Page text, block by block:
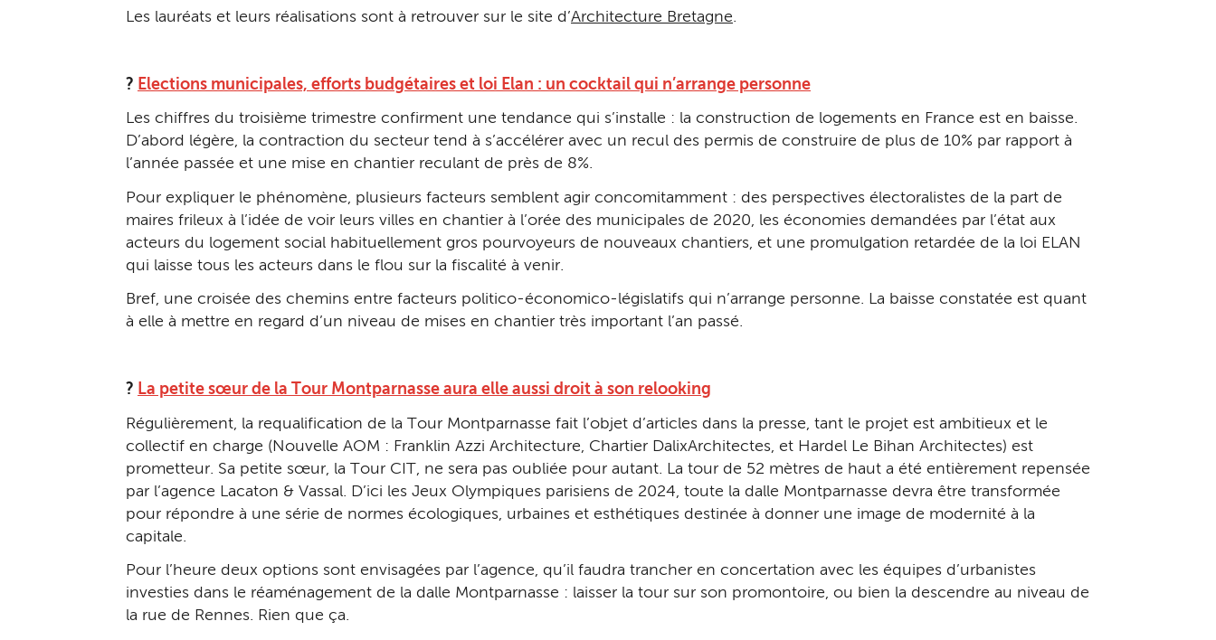
Les lauréats et leurs réalisations sont à retrouver sur le site d’Architecture Bretagne
? Elections municipales, efforts budgétaires et loi Elan : un cocktail qui n’arrange personne
Les chiffres du troisième trimestre confirment une tendance qui s’installe : la construction de logements en France est en baisse.
D’abord légère, la contraction du secteur tend à s’accélérer avec un recul des permis de construire de plus de 10% par rapport à
l’année passée et une mise en chantier reculant de près de 8%.
Pour expliquer le phénomène, plusieurs facteurs semblent agir concomitamment : des perspectives électoralistes de la part de
maires frileux à l’idée de voir leurs villes en chantier à l’orée des municipales de 2020, les économies demandées par l’état aux
acteurs du logement social habituellement gros pourvoyeurs de nouveaux chantiers, et une promulgation retardée de la loi ELAN
qui laisse tous les acteurs dans le flou sur la fiscalité à venir.
Bref, une croisée des chemins entre facteurs politico-économico-législatifs qui n’arrange personne. La baisse constatée est quant
à elle à mettre en regard d’un niveau de mises en chantier très important l’an passé.
? La petite sœur de la Tour Montparnasse aura elle aussi droit à son relooking
Régulièrement, la requalification de la Tour Montparnasse fait l’objet d’articles dans la presse, tant le projet est ambitieux et le
collectif en charge (Nouvelle AOM : Franklin Azzi Architecture, Chartier DalixArchitectes, et Hardel Le Bihan Architectes) est
prometteur. Sa petite sœur, la Tour CIT, ne sera pas oubliée pour autant. La tour de 52 mètres de haut a été entièrement repensée
par l’agence Lacaton & Vassal. D’ici les Jeux Olympiques parisiens de 2024, toute la dalle Montparnasse devra être transformée
pour répondre à une série de normes écologiques, urbaines et esthétiques destinée à donner une image de modernité à la
capitale.
Pour l’heure deux options sont envisagées par l’agence, qu’il faudra trancher en concertation avec les équipes d’urbanistes
investies dans le réaménagement de la dalle Montparnasse : laisser la tour sur son promontoire, ou bien la descendre au niveau de
la rue de Rennes. Rien que ça.